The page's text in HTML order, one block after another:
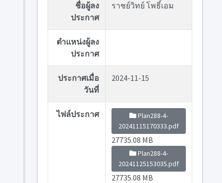
ชื่อผู้ลง
ประกาศ
ราชย์วิทย์ โพธิ์เอม
ตำแหน่งผู้ลง
ประกาศ
ประกาศเมื่อ
วันที่
2024-11-15
ไฟล์ประกาศ
Plan288-4-
20241115170333.pdf
27735.08 MB
Plan288-4-
20241125153035.pdf
27735.08 MB